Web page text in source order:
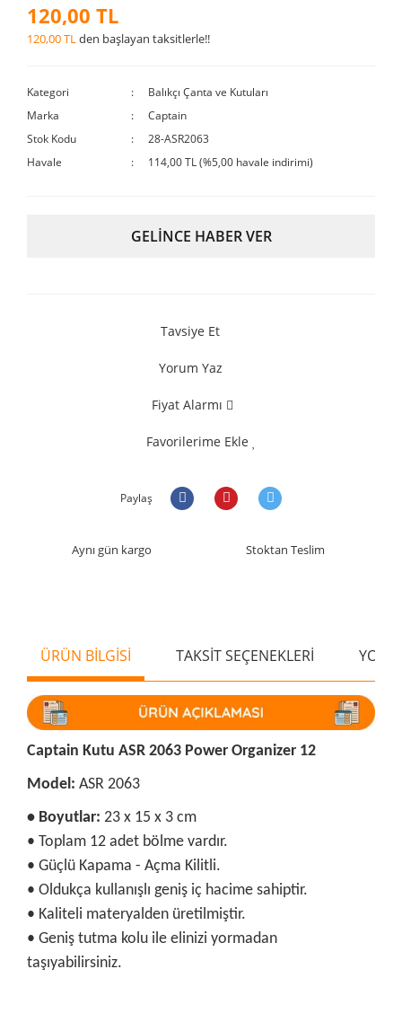
120,00 TL
120,00 TLden başlayan taksitlerle!!
Kategori
Balıkçı Çanta ve Kutuları
Marka
Captain
Stok Kodu
28-ASR2063
Havale
114,00 TL (%5,00 havale indirimi)
GELİNCE HABER VER
Tavsiye Et
Yorum Yaz
Fiyat Alarmı
Favorilerime Ekle
Paylaş
Aynı gün kargo Stoktan Teslim
ÜRÜN BİLGİSİ TAKSİT SEÇENEKLERİ
Captain Kutu ASR 2063 Power Organizer 12
Model: ASR 2063
• Boyutlar: 23 x 15 x 3 cm
• Toplam 12 adet bölme vardır.
• Güçlü Kapama - Açma Kilitli.
• Oldukça kullanışlı geniş iç hacime sahiptir.
• Kaliteli materyalden üretilmiştir.
• Geniş tutma kolu ile elinizi yormadan
taşıyabilirsiniz.